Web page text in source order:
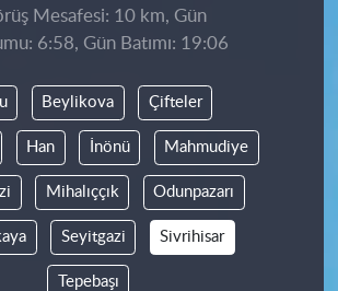
Mesafesi: 10 km, Gün
6:58, Gün Batımı: 19:06
Beylikova Çifteler
Han İnönü Mahmudiye
Mihalıççık Odunpazarı
Seyitgazi Sivrihisar
Tepebaşı